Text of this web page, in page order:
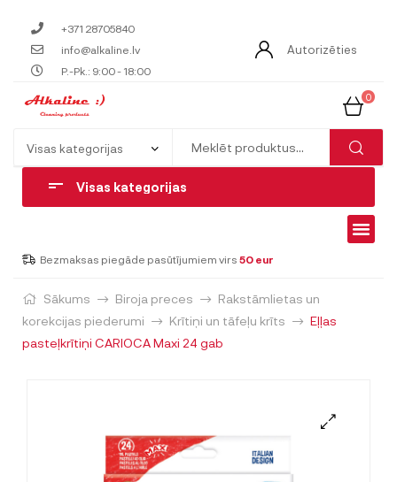
+371 28705840
info@alkaline.lv
P.-Pk.: 9:00 - 18:00
Autorizēties
0
Visas kategorijas
Bezmaksas piegāde pasūtījumiem virs 50 eur
Sākums Biroja preces
Rakstāmlietas un
korekcijas piederumi
Krītiņi un tāfeļu krīts
Eļļas
pasteļkrītiņi CARIOCA Maxi 24 gab